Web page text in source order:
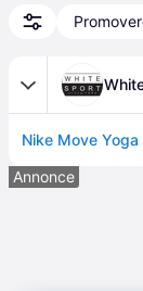
Nike Move Yoga
Annonce